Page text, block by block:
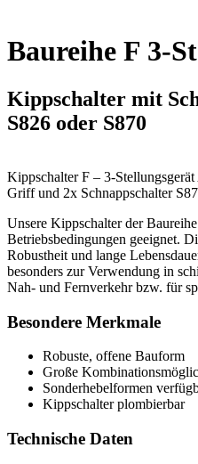
Baureihe F 3-
Kippschalter mit
S826 oder S870
Kippschalter F – 3-Stellungsgerät
Griff und 2x Schnappschalter
Unsere Kippschalter der
Betriebsbedingungen geeignet.
Robustheit und lange
besonders zur Verwendung in
Nah- und Fernverkehr bzw. für
Besondere Merkmale
Robuste, offene Bauform
Große
Sonderhebelformen
Kippschalter plombierbar
Technische Daten